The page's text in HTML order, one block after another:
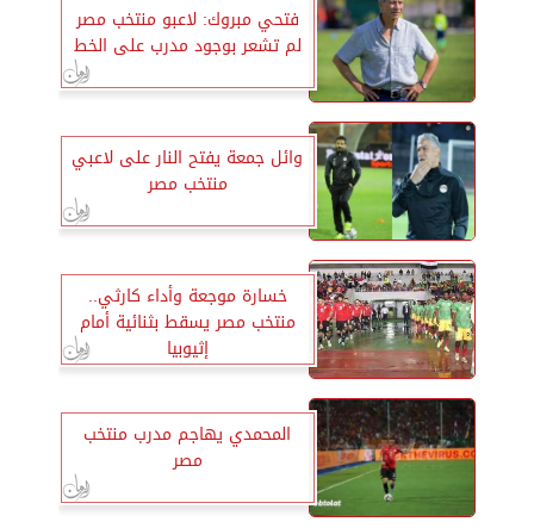
فتحي مبروك: لاعبو منتخب مصر
لم تشعر بوجود مدرب على الخط
وائل جمعة يفتح النار على لاعبي
منتخب مصر
خسارة موجعة وأداء كارثي..
منتخب مصر يسقط بثنائية أمام
إثيوبيا
المحمدي يهاجم مدرب منتخب
مصر